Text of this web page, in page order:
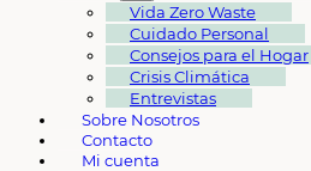
Vida Zero Waste
Cuidado Personal
Consejos para el Hogar
Crisis Climática
Entrevistas
Sobre Nosotros
Contacto
Mi cuenta